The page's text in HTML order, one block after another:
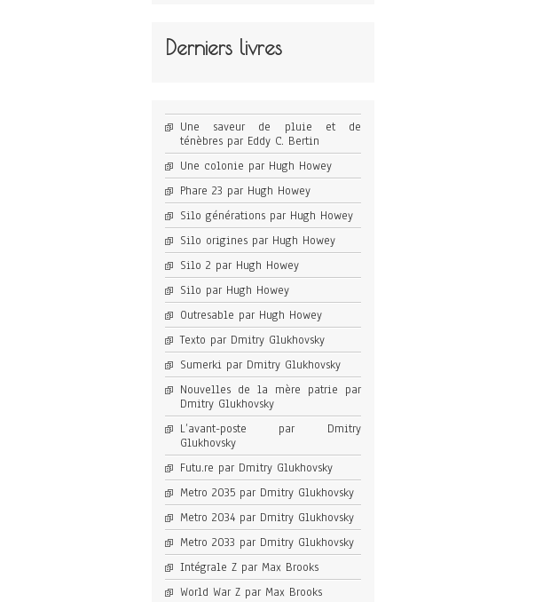
Derniers livres
Une saveur de pluie et de
ténèbres par Eddy C. Bertin
Une colonie par Hugh Howey
Phare 23 par Hugh Howey
Silo générations par Hugh Howey
Silo origines par Hugh Howey
Silo 2 par Hugh Howey
Silo par Hugh Howey
Outresable par Hugh Howey
Texto par Dmitry Glukhovsky
Sumerki par Dmitry Glukhovsky
Nouvelles de la mère patrie par
Dmitry Glukhovsky
L’avant-poste par Dmitry
Glukhovsky
Futu.re par Dmitry Glukhovsky
Metro 2035 par Dmitry Glukhovsky
Metro 2034 par Dmitry Glukhovsky
Metro 2033 par Dmitry Glukhovsky
Intégrale Z par Max Brooks
World War Z par Max Brooks